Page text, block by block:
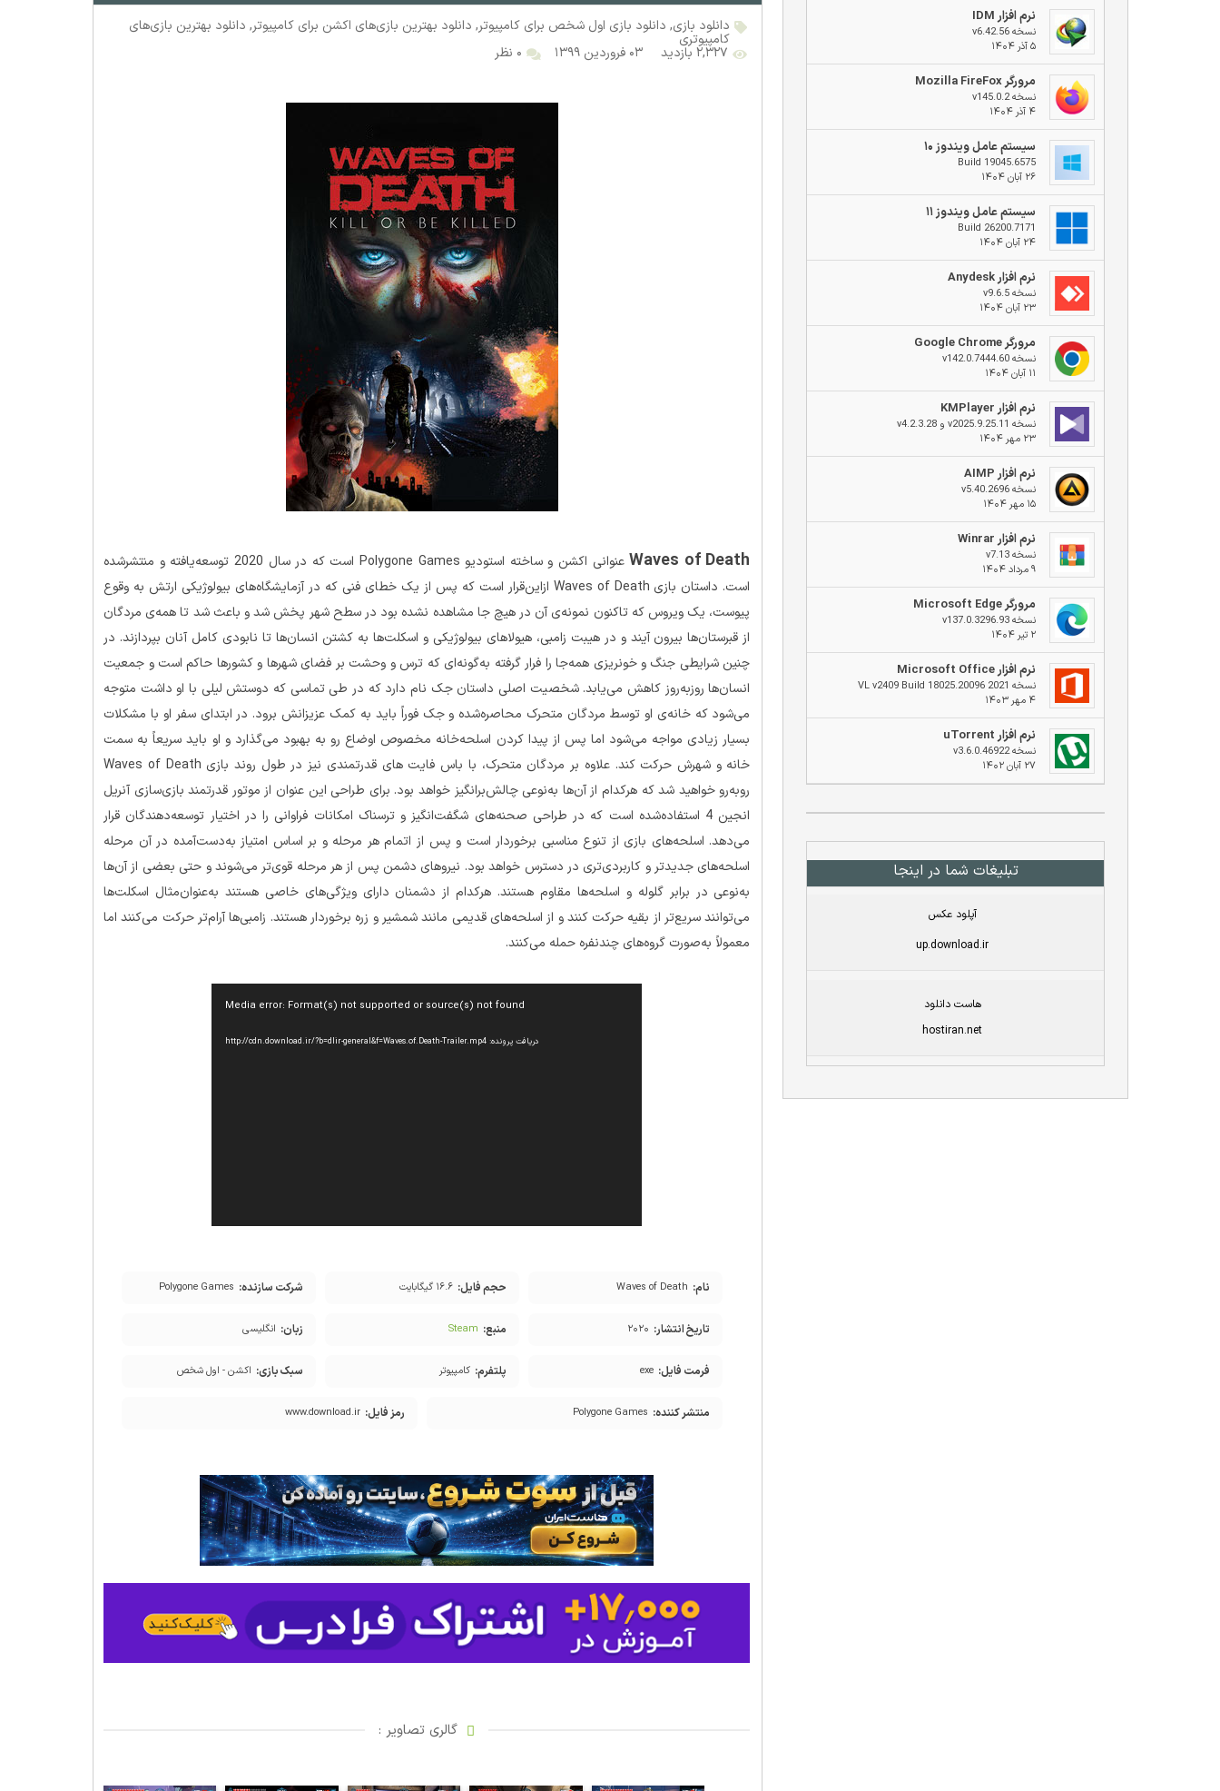
نرم افزار IDM
نسخه v6.42.56
۵ آذر ۱۴۰۴
مرورگر Mozilla FireFox
نسخه v145.0.2
۴ آذر ۱۴۰۴
سیستم عامل ویندوز ۱۰
Build 19045.6575
۲۶ آبان ۱۴۰۴
سیستم عامل ویندوز ۱۱
Build 26200.7171
۲۴ آبان ۱۴۰۴
نرم افزار Anydesk
نسخه v9.6.5
۲۳ آبان ۱۴۰۴
مرورگر Google Chrome
نسخه v142.0.7444.60
۱۱ آبان ۱۴۰۴
نرم افزار KMPlayer
نسخه v2025.9.25.11 و v4.2.3.28
۲۳ مهر ۱۴۰۴
نرم افزار AIMP
نسخه v5.40.2696
۱۵ مهر ۱۴۰۴
نرم افزار Winrar
نسخه v7.13
۹ مرداد ۱۴۰۴
مرورگر Microsoft Edge
نسخه v137.0.3296.93
۲ تیر ۱۴۰۴
نرم افزار Microsoft Office
نسخه 2021 VL v2409 Build 18025.20096
۴ مهر ۱۴۰۳
نرم افزار uTorrent
نسخه v3.6.0.46922
۲۷ آبان ۱۴۰۲
تبلیغات شما در اینجا
آپلود عکس
up.download.ir
هاست دانلود
hostiran.net
دانلود بازی, دانلود بازی اول شخص برای کامپیوتر, دانلود بهترین بازی‌های اکشن برای کامپیوتر, دانلود بهترین بازی‌های
کامپیوتری
۲,۳۲۷ بازدید ۰۳ فروردین ۱۳۹۹ ۰ نظر
Waves of Death
عنوانی اکشن و ساخته استودیو Polygone Games است که در سال 2020 توسعه‌یافته و منتشرشده
است. داستان بازی Waves of Death ازاین‌قرار است که پس از یک خطای فنی که در آزمایشگاه‌های بیولوژیکی ارتش به وقوع
پیوست، یک ویروس که تاکنون نمونه‌ی آن در هیچ جا مشاهده نشده بود در سطح شهر پخش شد و باعث شد تا همه‌ی مردگان
از قبرستان‌ها بیرون آیند و در هیبت زامبی، هیولاهای بیولوژیکی و اسکلت‌ها به کشتن انسان‌ها تا نابودی کامل آنان بپردازند. در
چنین شرایطی جنگ و خونریزی همه‌جا را فرار گرفته به‌گونه‌ای که ترس و وحشت بر فضای شهرها و کشورها حاکم است و جمعیت
انسان‌ها روزبه‌روز کاهش می‌یابد. شخصیت اصلی داستان جک نام دارد که در طی تماسی که دوستش لیلی با او داشت متوجه
می‌شود که خانه‌ی او توسط مردگان متحرک محاصره‌شده و جک فوراً باید به کمک عزیزانش برود. در ابتدای سفر او با مشکلات
بسیار زیادی مواجه می‌شود اما پس از پیدا کردن اسلحه‌خانه مخصوص اوضاع رو به بهبود می‌گذارد و او باید سریعاً به سمت
خانه و شهرش حرکت کند. علاوه بر مردگان متحرک، با باس فایت های قدرتمندی نیز در طول روند بازی Waves of Death
روبه‌رو خواهید شد که هرکدام از آن‌ها به‌نوعی چالش‌برانگیز خواهد بود. برای طراحی این عنوان از موتور قدرتمند بازی‌سازی آنریل
انجین 4 استفاده‌شده است که در طراحی صحنه‌های شگفت‌انگیز و ترسناک امکانات فراوانی را در اختیار توسعه‌دهندگان قرار
می‌دهد. اسلحه‌های بازی از تنوع مناسبی برخوردار است و پس از اتمام هر مرحله و بر اساس امتیاز به‌دست‌آمده در آن مرحله
اسلحه‌های جدیدتر و کاربردی‌تری در دسترس خواهد بود. نیروهای دشمن پس از هر مرحله قوی‌تر می‌شوند و حتی بعضی از آن‌ها
به‌نوعی در برابر گلوله و اسلحه‌ها مقاوم هستند. هرکدام از دشمنان دارای ویژگی‌های خاصی هستند به‌عنوان‌مثال اسکلت‌ها
می‌توانند سریع‌تر از بقیه حرکت کنند و از اسلحه‌های قدیمی مانند شمشیر و زره برخوردار هستند. زامبی‌ها آرام‌تر حرکت می‌کنند اما
معمولاً به‌صورت گروه‌های چندنفره حمله می‌کنند.
Media error: Format(s) not supported or source(s) not found
دریافت پرونده: http://cdn.download.ir/?b=dlir-general&f=Waves.of.Death-Trailer.mp4
نام: Waves of Death حجم فایل: ۱۶.۶ گیگابایت شرکت سازنده: Polygone Games
تاریخ انتشار: ۲۰۲۰ منبع: Steam زبان: انگلیسی
فرمت فایل: exe پلتفرم: کامپیوتر سبک بازی: اکشن - اول شخص
منتشر کننده: Polygone Games رمز فایل: www.download.ir
گالری تصاویر :